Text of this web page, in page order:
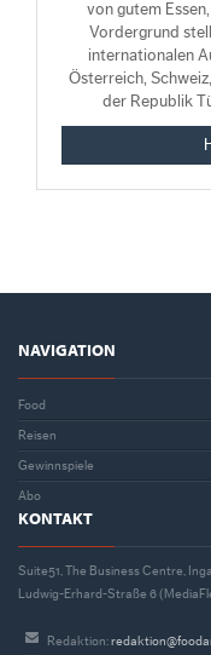
von gutem
Vordergrund
internationalen
Österreich,
der Republik
NAVIGATION
Food
Reisen
Gewinnspiele
Abo
KONTAKT
Suite51, The Business Centre,
Ludwig-Erhard-Straße 6
Redaktion: